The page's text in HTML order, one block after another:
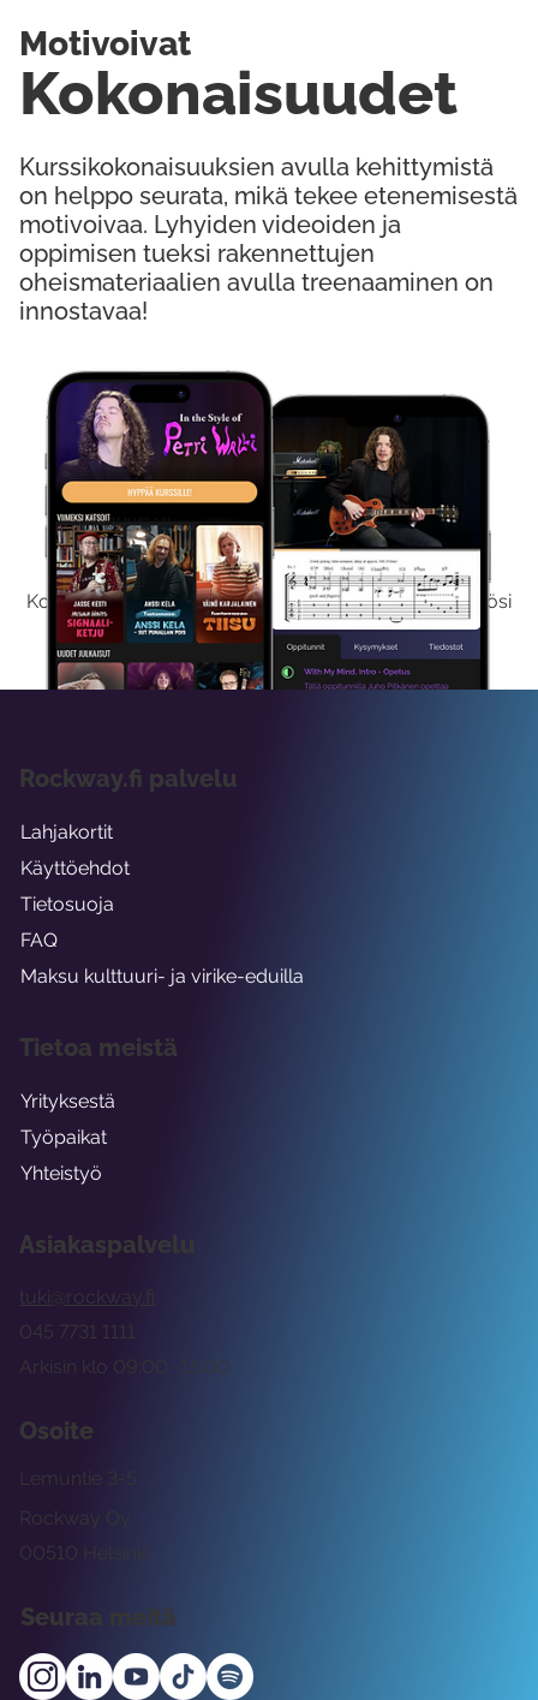
Kokeile Ilmaiseksi
Kokeilemalla ilmaiseksi saat koko sisältömme käyttöösi
viikon ajaksi.
Kurssikokonaisuuksien avulla kehittymistä
on helppo seurata, mikä tekee etenemisestä
motivoivaa. Lyhyiden videoiden ja
oppimisen tueksi rakennettujen
oheismateriaalien avulla treenaaminen on
innostavaa!
Kokonaisuudet
Motivoivat
Asiakaspalvelu
tuki@rockway.fi
Arkisin klo 09:00 -15:00
045 7731 1111
Osoite
Rockway Oy
Lemuntie 3-5
00510 Helsinki
Seuraa meitä
Rockway.fi palvelu
Lahjakortit
Käyttöehdot
Tietosuoja
FAQ
Maksu kulttuuri- ja virike-eduilla
Tietoa meistä
Yrityksestä
Työpaikat
Yhteistyö